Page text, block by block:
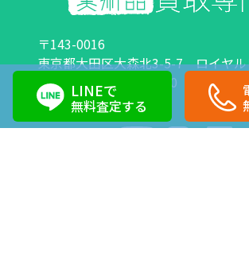
LINEで
無料査定する
〒143-0016
東京都大田区大森北3-5-7 ロイヤル
営業時間：10:00～18:00 定休日：
0120-89-0007 03-